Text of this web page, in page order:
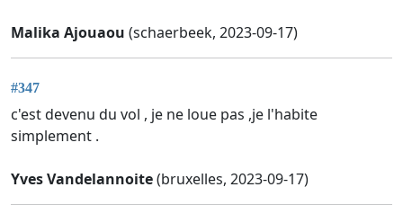
Malika Ajouaou (schaerbeek, 2023-09-17)
#347
c'est devenu du vol , je ne loue pas ,je l'habite
simplement .
Yves Vandelannoite(bruxelles, 2023-09-17)